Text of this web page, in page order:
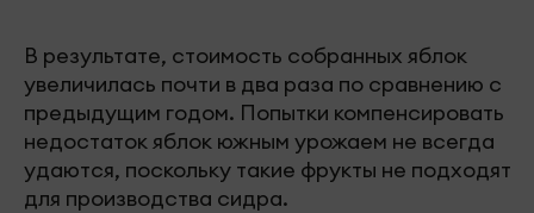
В результате, стоимость собранных яблок
увеличилась почти в два раза по сравнению с
предыдущим годом. Попытки компенсировать
недостаток яблок южным урожаем не всегда
удаются, поскольку такие фрукты не подходят
для производства сидра.